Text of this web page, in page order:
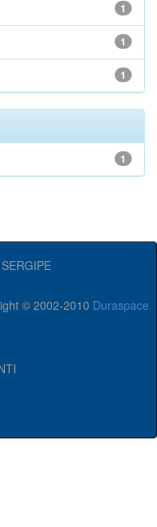
1
1
1
1
© 2002-2010 Duraspace